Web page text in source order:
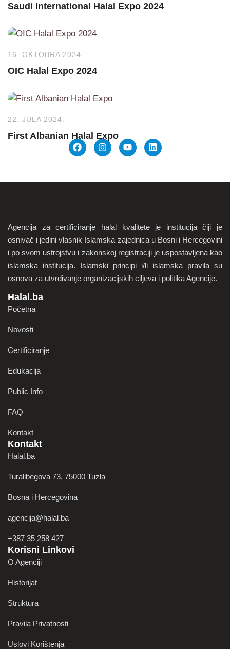
Saudi International Halal Expo 2024
16. OKTOBRA 2024.
OIC Halal Expo 2024
22. JULA 2024.
First Albanian Halal Expo
Agencija za certificiranje halal kvalitete je institucija čiji je
osnivač i jedini vlasnik Islamska zajednica u Bosni i Hercegovini
i po svom ustrojstvu i zakonskoj registraciji je uspostavljena kao
islamska institucija. Islamski principi i/li islamska pravila su
osnova za utvrđivanje organizacijskih ciljeva i politika Agencije.
Halal.ba
Početna
Novosti
Certificiranje
Edukacija
Public Info
FAQ
Kontakt
Kontakt
Halal.ba
Turalibegova 73, 75000 Tuzla
Bosna i Hercegovina
agencija@halal.ba
+387 35 258 427
Korisni Linkovi
O Agenciji
Historijat
Struktura
Pravila Privatnosti
Uslovi Korištenja